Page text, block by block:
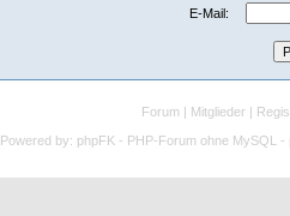
E-Mail:
Forum Mitglieder
Powered by: phpFK - PHP-Forum ohne MySQL -